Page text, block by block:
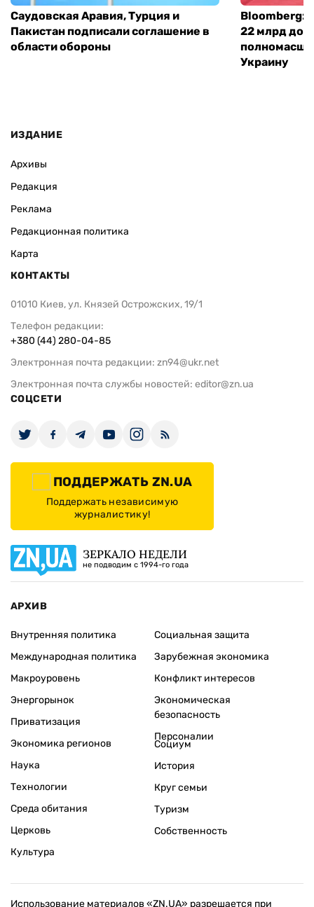
Саудовская Аравия, Турция и
Пакистан подписали соглашение в
области обороны
Bloomberg:
22 млрд
Украину
ИЗДАНИЕ
Архивы
Редакция
Реклама
Редакционная политика
Карта
КОНТАКТЫ
01010 Киев, ул. Князей Острожских, 19/1
Телефон редакции:
+380 (44) 280-04-85
Электронная почта редакции: zn94@ukr.net
Электронная почта службы новостей: editor@zn.ua
СОЦСЕТИ
ПОДДЕРЖАТЬ ZN.UA
Поддержать независимую
журналистику!
ЗЕРКАЛО НЕДЕЛИ
не подводим с 1994-го года
АРХИВ
Внутренняя политика
Международная политика
Макроуровень
Энергорынок
Приватизация
Экономика регионов
Социальная защита
Зарубежная экономика
Конфликт интересов
Экономическая
безопасность
Персоналии
Наука
Технологии
Среда обитания
Церковь
Культура
Социум
История
Круг семьи
Туризм
Собственность
Использование материалов «ZN.UA» разрешается при